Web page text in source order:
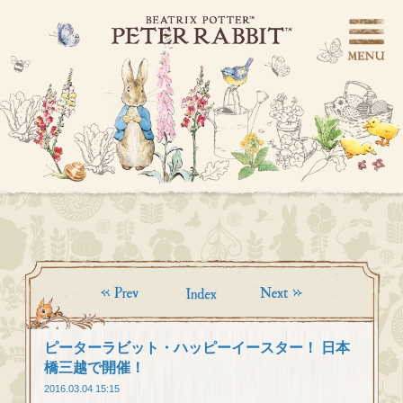
ピーターラビット・ハッピーイースター！ 日本
橋三越で開催！
2016.03.04 15:15